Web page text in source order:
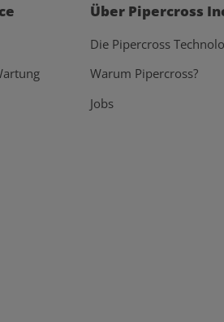
Über Pipercross
Die Pipercross
Warum Pipercross?
Jobs